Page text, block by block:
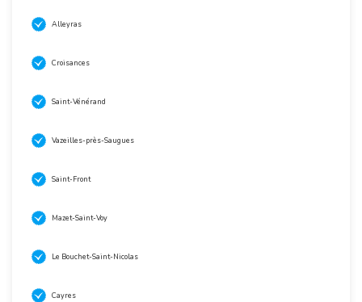
Alleyras
Croisances
Saint-Vénérand
Vazeilles-près-Saugues
Saint-Front
Mazet-Saint-Voy
Le Bouchet-Saint-Nicolas
Cayres